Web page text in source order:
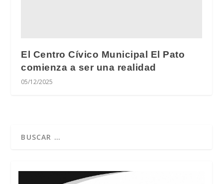
El Centro Cívico Municipal El Pato
comienza a ser una realidad
05/12/2025